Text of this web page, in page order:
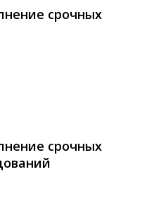
срочных
срочных